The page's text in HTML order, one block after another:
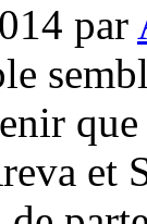
par
et